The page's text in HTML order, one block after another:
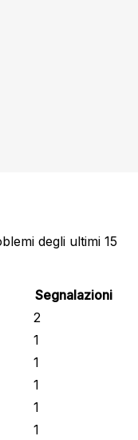
degli ultimi 15
Segnalazioni
2
1
1
1
1
1